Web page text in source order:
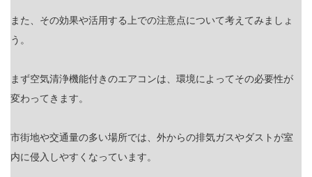
また、その効果や活用する上での注意点について考えてみましょ
う。
まず空気清浄機能付きのエアコンは、環境によってその必要性が
変わってきます。
市街地や交通量の多い場所では、外からの排気ガスやダストが室
内に侵入しやすくなっています。